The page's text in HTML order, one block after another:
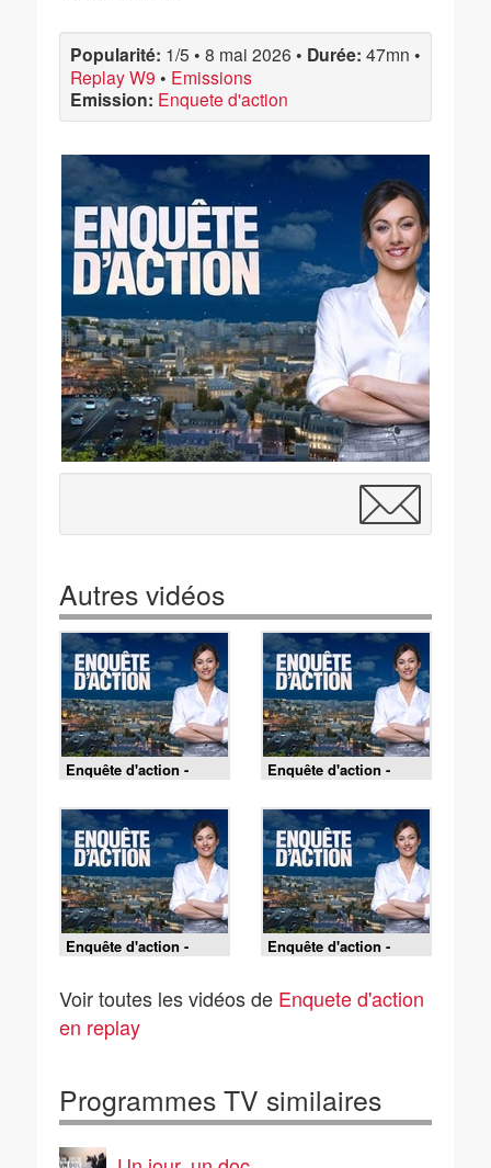
Popularité: 1/5 • 8 mai 2026 • Durée: 47mn •
Replay W9 • Emissions
Emission: Enquete d'action
Autres vidéos
Enquête d'action -
Argent, trafic,
débrouille : les secrets
des camps roms
Enquête d'action -
Alerte sur les plages :
les CRS en première
ligne
Enquête d'action -
Alerte sous les
gendarmes de Guyane
Enquête d'action -
Braqueurs et forcenés :
Guadeloupe font face !
Voir toutes les vidéos de Enquete d'action
en replay
Programmes TV similaires